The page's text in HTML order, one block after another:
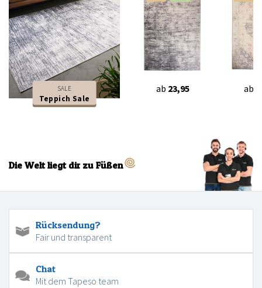
SALE
Teppich Sale
ab 23,95 ab
Die Welt liegt dir zu Füßen
Rücksendung?
Fair und transparent
Chat
Mit dem Tapeso team